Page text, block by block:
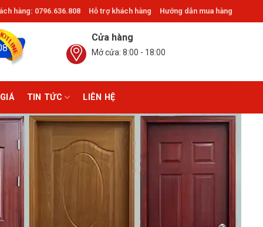
Gò Vấp, Thủ Đức. ®Giathinhdoor.com
hàng: 0796.636.808 Hỗ trợ khách hàng Hướng dẫn mua hàng
Cửa hàng
Mở cửa: 8:00 - 18:00
TIN TỨC LIÊN HỆ